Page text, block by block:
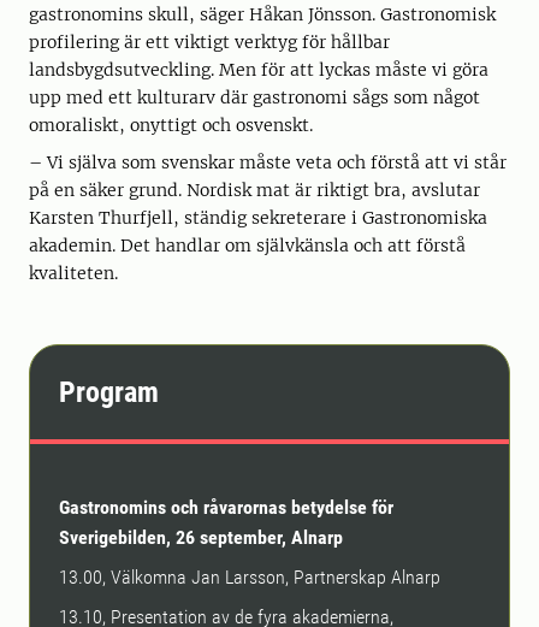
gastronomins skull, säger Håkan Jönsson. Gastronomisk
profilering är ett viktigt verktyg för hållbar
landsbygdsutveckling. Men för att lyckas måste vi göra
upp med ett kulturarv där gastronomi sågs som något
omoraliskt, onyttigt och osvenskt.
– Vi själva som svenskar måste veta och förstå att vi står
på en säker grund. Nordisk mat är riktigt bra, avslutar
Karsten Thurfjell, ständig sekreterare i Gastronomiska
akademin. Det handlar om självkänsla och att förstå
kvaliteten.
Program
Gastronomins och råvarornas betydelse för
Sverigebilden, 26 september, Alnarp
13.00, Välkomna Jan Larsson, Partnerskap Alnarp
13.10, Presentation av de fyra akademierna,